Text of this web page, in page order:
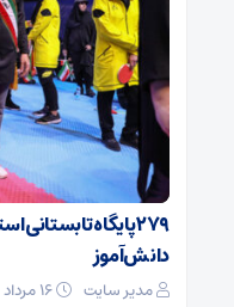
دانش‌آموز
مدیر سایت